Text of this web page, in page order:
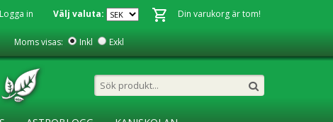
Din varukorg är tom!
Logga in Välj valuta:
Moms visas: Inkl Exkl